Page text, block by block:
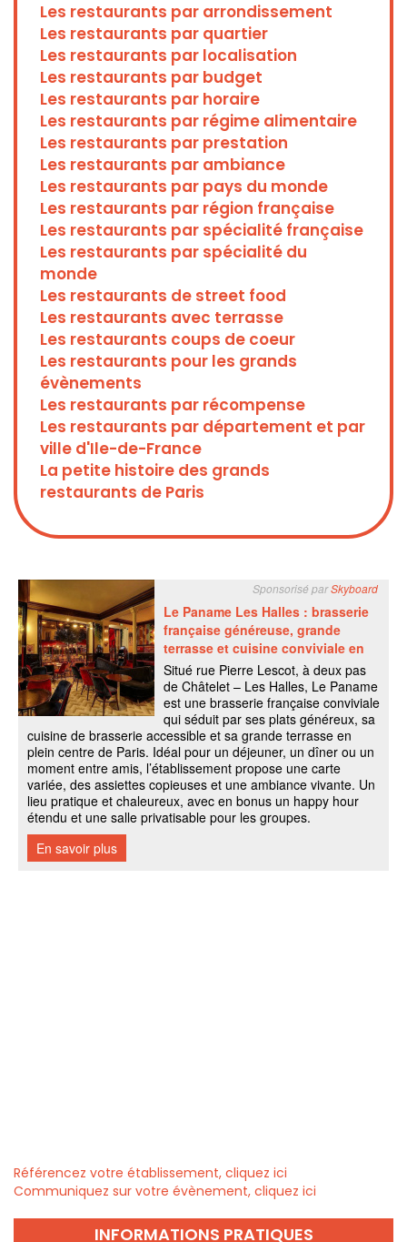
Les restaurants par arrondissement
Les restaurants par quartier
Les restaurants par localisation
Les restaurants par budget
Les restaurants par horaire
Les restaurants par régime alimentaire
Les restaurants par prestation
Les restaurants par ambiance
Les restaurants par pays du monde
Les restaurants par région française
Les restaurants par spécialité française
Les restaurants par spécialité du
monde
Les restaurants de street food
Les restaurants avec terrasse
Les restaurants coups de coeur
Les restaurants pour les grands
évènements
Les restaurants par récompense
Les restaurants par département et par
ville d'Ile-de-France
La petite histoire des grands
restaurants de Paris
Référencez votre établissement, cliquez ici
Communiquez sur votre évènement, cliquez ici
INFORMATIONS PRATIQUES